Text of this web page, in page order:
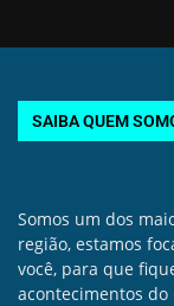
SAIBA QUEM
Somos um dos
região, estamos
você, para que
acontecimentos do